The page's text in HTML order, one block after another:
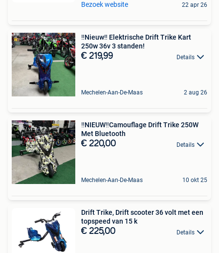
Bezoek website 22 apr 26
‼️Nieuw‼️ Elektrische Drift Trike Kart
250w 36v 3 standen!
€ 219,99 Details
Mechelen-Aan-De-Maas 2 aug 26
‼️NIEUW‼️Camouflage Drift Trike 250W
Met Bluetooth
€ 220,00 Details
Mechelen-Aan-De-Maas 10 okt 25
Drift Trike, Drift scooter 36 volt met een
topspeed van 15 k
€ 225,00 Details